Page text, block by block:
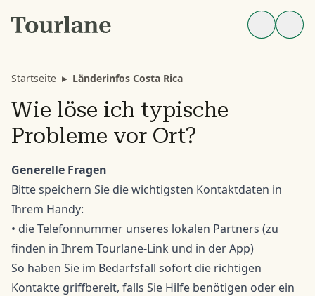
Startseite ▸ Länderinfos Costa Rica
Wie löse ich typische
Probleme vor Ort?
Generelle Fragen
Bitte speichern Sie die wichtigsten Kontaktdaten in
Ihrem Handy:
• die Telefonnummer unseres lokalen Partners (zu
finden in Ihrem Tourlane-Link und in der App)
So haben Sie im Bedarfsfall sofort die richtigen
Kontakte griffbereit, falls Sie Hilfe benötigen oder ein